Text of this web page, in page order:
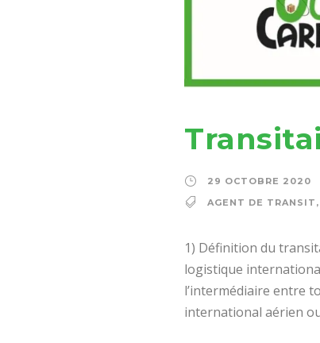
29 OCTOBRE 2020
AGENT DE TRANSIT ,
1) Définition du
logistique
l’intermédiaire entre
international aérien